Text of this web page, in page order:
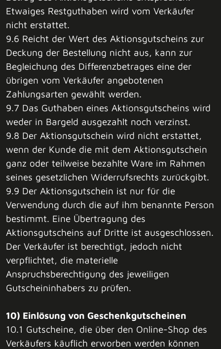
Etwaiges Restguthaben wird vom Verkäufer
nicht erstattet.
9.6 Reicht der Wert des Aktionsgutscheins zur
Deckung der Bestellung nicht aus, kann zur
Begleichung des Differenzbetrages eine der
übrigen vom Verkäufer angebotenen
Zahlungsarten gewählt werden.
9.7 Das Guthaben eines Aktionsgutscheins wird
weder in Bargeld ausgezahlt noch verzinst.
9.8 Der Aktionsgutschein wird nicht erstattet,
wenn der Kunde die mit dem Aktionsgutschein
ganz oder teilweise bezahlte Ware im Rahmen
seines gesetzlichen Widerrufsrechts zurückgibt.
9.9 Der Aktionsgutschein ist nur für die
Verwendung durch die auf ihm benannte Person
bestimmt. Eine Übertragung des
Aktionsgutscheins auf Dritte ist ausgeschlossen.
Der Verkäufer ist berechtigt, jedoch nicht
verpflichtet, die materielle
Anspruchsberechtigung des jeweiligen
Gutscheininhabers zu prüfen.
10) Einlösung von Geschenkgutscheinen
10.1 Gutscheine, die über den Online-Shop des
Verkäufers käuflich erworben werden können